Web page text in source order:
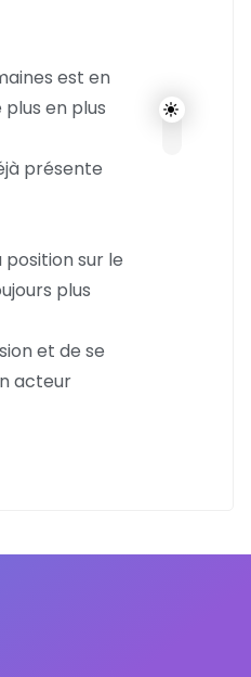
est en
en plus
présente
sur le
plus
et de se
acteur